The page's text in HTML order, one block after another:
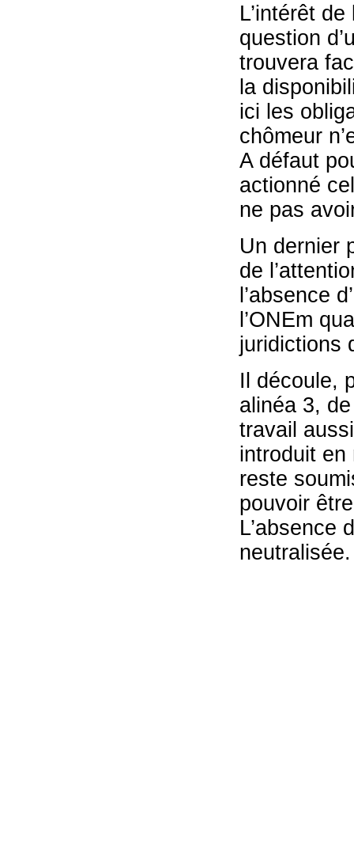
L’intérêt
question
trouvera
la
ici les
chômeur
A défaut
actionné
ne pas
Un dernier
de
l’absence
l’ONEm
juridictions
Il découle,
alinéa 3,
travail
introduit en
reste
pouvoir
L’absence
neutralisée.